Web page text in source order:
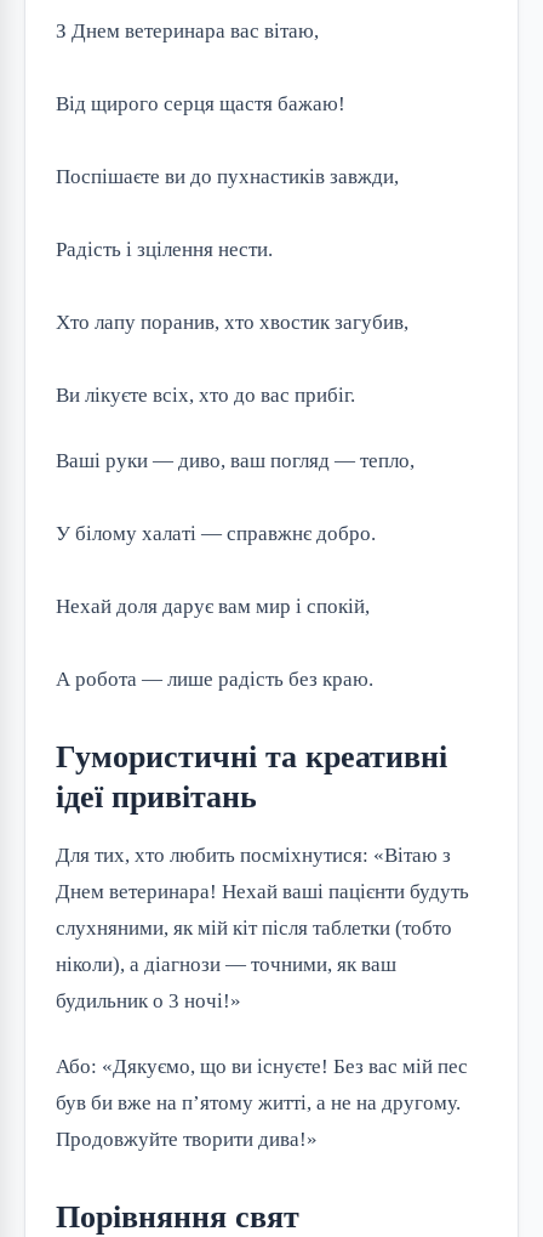
З Днем ветеринара вас вітаю,
Від щирого серця щастя бажаю!
Поспішаєте ви до пухнастиків завжди,
Радість і зцілення нести.
Хто лапу поранив, хто хвостик загубив,
Ви лікуєте всіх, хто до вас прибіг.
Ваші руки — диво, ваш погляд — тепло,
У білому халаті — справжнє добро.
Нехай доля дарує вам мир і спокій,
А робота — лише радість без краю.
Гумористичні та креативні
ідеї привітань
Для тих, хто любить посміхнутися: «Вітаю з
Днем ветеринара! Нехай ваші пацієнти будуть
слухняними, як мій кіт після таблетки (тобто
ніколи), а діагнози — точними, як ваш
будильник о 3 ночі!»
Або: «Дякуємо, що ви існуєте! Без вас мій пес
був би вже на п’ятому житті, а не на другому.
Продовжуйте творити дива!»
Порівняння свят